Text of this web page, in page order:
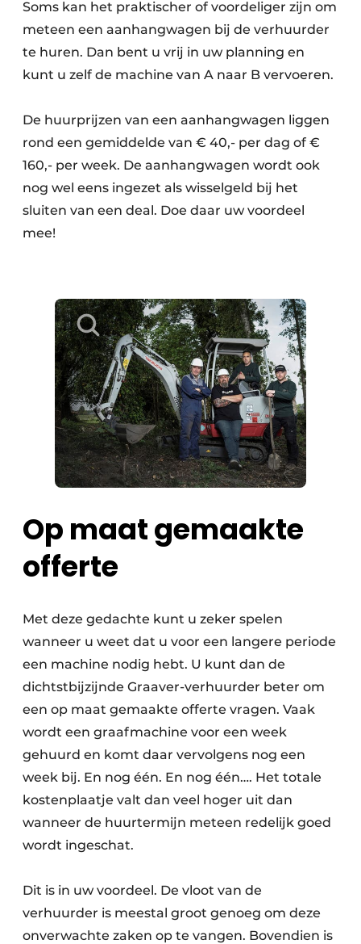
Soms kan het praktischer of voordeliger zijn om
meteen een aanhangwagen bij de verhuurder
te huren. Dan bent u vrij in uw planning en
kunt u zelf de machine van A naar B vervoeren.
De huurprijzen van een aanhangwagen liggen
rond een gemiddelde van € 40,- per dag of €
160,- per week. De aanhangwagen wordt ook
nog wel eens ingezet als wisselgeld bij het
sluiten van een deal. Doe daar uw voordeel
mee!
Op maat gemaakte
offerte
Met deze gedachte kunt u zeker spelen
wanneer u weet dat u voor een langere periode
een machine nodig hebt. U kunt dan de
dichtstbijzijnde Graaver-verhuurder beter om
een op maat gemaakte offerte vragen. Vaak
wordt een graafmachine voor een week
gehuurd en komt daar vervolgens nog een
week bij. En nog één. En nog één…. Het totale
kostenplaatje valt dan veel hoger uit dan
wanneer de huurtermijn meteen redelijk goed
wordt ingeschat.
Dit is in uw voordeel. De vloot van de
verhuurder is meestal groot genoeg om deze
onverwachte zaken op te vangen. Bovendien is